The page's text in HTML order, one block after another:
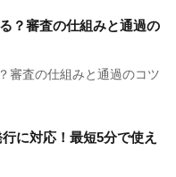
？審査の仕組みと通過の
審査の仕組みと通過のコツ
に対応！最短5分で使え